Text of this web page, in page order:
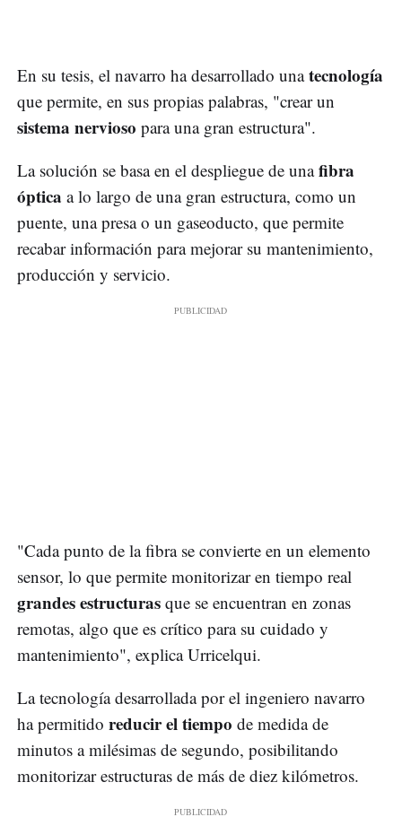
En su tesis, el navarro ha desarrollado unatecnología
que permite, en sus propias palabras, "crear un
sistema nervioso para una gran estructura".
La solución se basa en el despliegue de unafibra
óptica a lo largo de una gran estructura, como un
puente, una presa o un gaseoducto, que permite
recabar información para mejorar su mantenimiento,
producción y servicio.
"Cada punto de la fibra se convierte en un elemento
sensor, lo que permite monitorizar en tiempo real
grandes estructuras que se encuentran en zonas
remotas, algo que es crítico para su cuidado y
mantenimiento", explica Urricelqui.
La tecnología desarrollada por el ingeniero navarro
ha permitido reducir el tiempo de medida de
minutos a milésimas de segundo, posibilitando
monitorizar estructuras de más de diez kilómetros.